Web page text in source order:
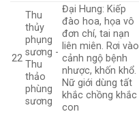
22
Thu
thủy
phụng
sương -
Thu
thảo
phùng
sương
Đại Hung: Kiếp
đào hoa, họa vô
đơn chí, tai nạn
liên miên. Rơi vào
cảnh ngộ bệnh
nhược, khốn khổ.
Nữ giới dùng tất
khắc chồng khắc
con